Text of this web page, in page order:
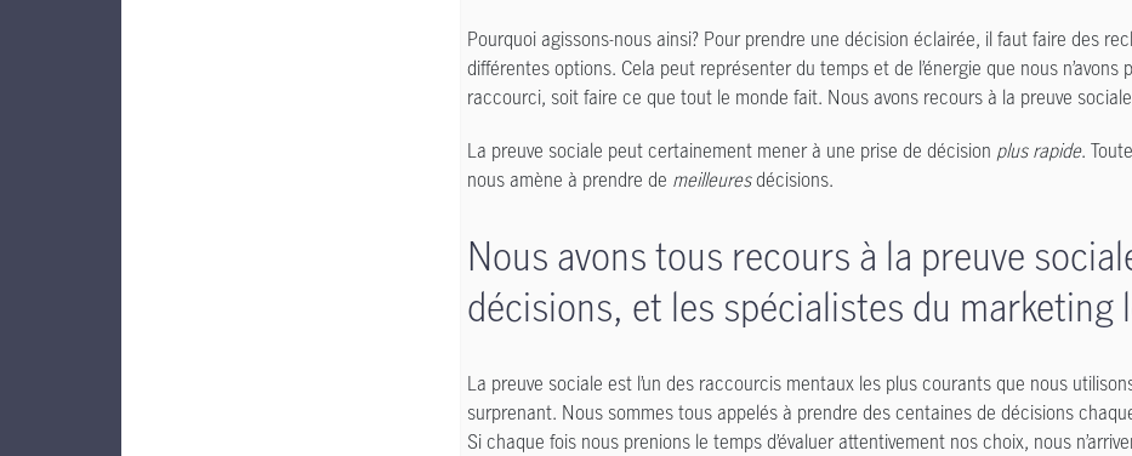
Pourquoi agissons-nous ainsi? Pour prendre une décision éclairée, il faut faire des
différentes options. Cela peut représenter du temps et de l’énergie que nous
raccourci, soit faire ce que tout le monde fait. Nous avons recours à la preuve
La preuve sociale peut certainement mener à une prise de décision plus rapide.
nous amène à prendre de meilleuresdécisions.
Nous avons tous recours à la preuve
décisions, et les spécialistes du marketing
La preuve sociale est l’un des raccourcis mentaux les plus courants que nous
surprenant. Nous sommes tous appelés à prendre des centaines de décisions
Si chaque fois nous prenions le temps d’évaluer attentivement nos choix, nous